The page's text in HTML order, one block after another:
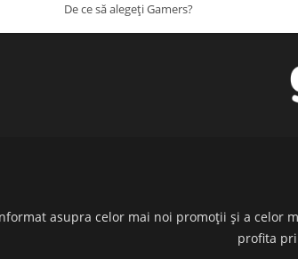
De ce să alegeți Gamers?
asupra celor mai noi promoții și a celor
profita